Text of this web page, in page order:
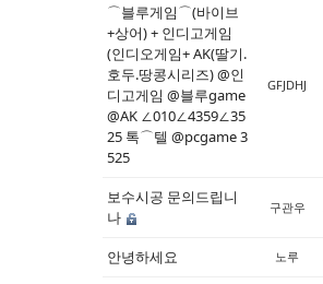
⌒블루게임⌒(바이브
+상어) + 인디고게임
(인디오게임+ AK(딸기.
호두.땅콩시리즈) @인
디고게임 @블루game
@AK ∠010∠4359∠35
25 톡⌒텔 @pcgame 3
525
GFJDHJ
보수시공 문의드립니
나
구관우
안녕하세요 노루